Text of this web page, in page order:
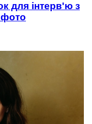
для інтерв'ю з